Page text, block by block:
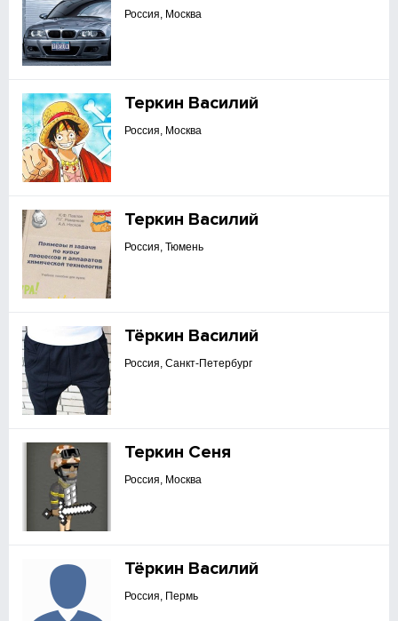
Россия, Москва
Теркин Василий
Россия, Москва
Теркин Василий
Россия, Тюмень
Тёркин Василий
Россия, Санкт-Петербург
Теркин Сеня
Россия, Москва
Тёркин Василий
Россия, Пермь